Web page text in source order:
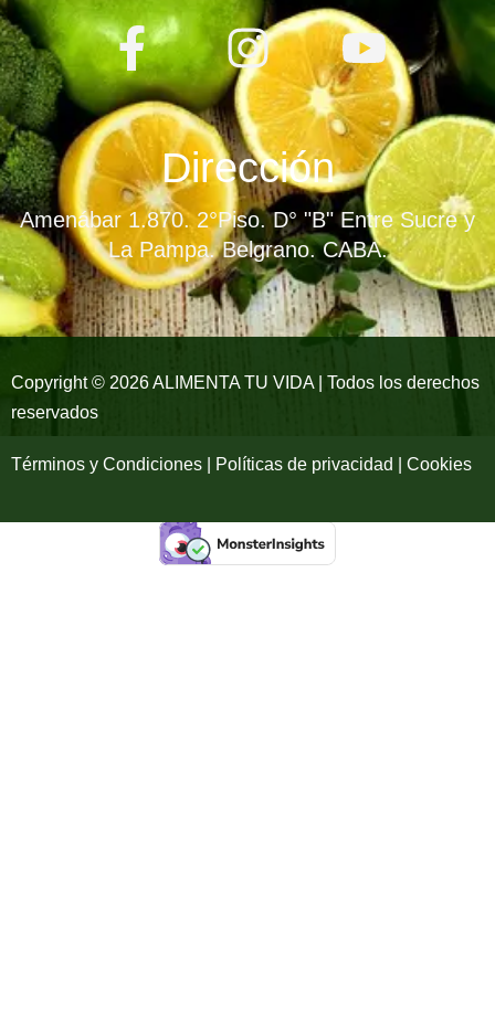
F
a
c
e
b
o
o
k
-
I
n
s
t
a
g
r
a
m
Y
o
u
t
u
b
e
Dirección
Amenábar 1.870. 2°Piso. D° "B" Entre Sucre y
La Pampa. Belgrano. CABA.
Copyright © 2026 ALIMENTA TU VIDA | Todos los derechos
reservados
Términos y Condiciones | Políticas de privacidad | Cookies